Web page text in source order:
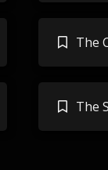
The
The